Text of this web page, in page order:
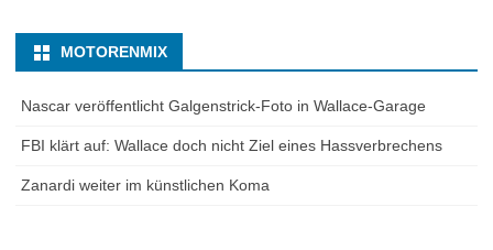
MOTORENMIX
Nascar veröffentlicht Galgenstrick-Foto in Wallace-Garage
FBI klärt auf: Wallace doch nicht Ziel eines Hassverbrechens
Zanardi weiter im künstlichen Koma